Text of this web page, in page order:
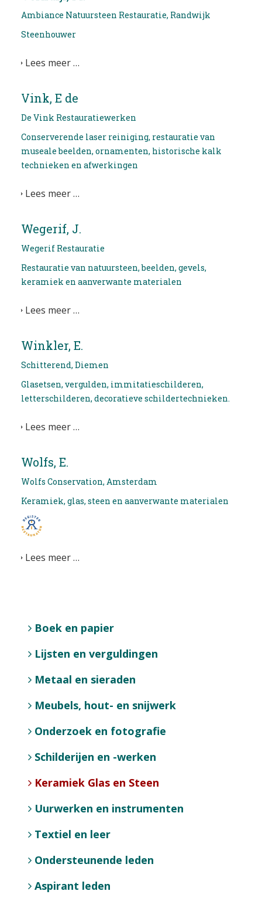
Ambiance Natuursteen Restauratie, Randwijk
Steenhouwer
Lees meer …
Vink, E de
De Vink Restauratiewerken
Conserverende laser reiniging, restauratie van
museale beelden, ornamenten, historische kalk
technieken en afwerkingen
Lees meer …
Wegerif, J.
Wegerif Restauratie
Restauratie van natuursteen, beelden, gevels,
keramiek en aanverwante materialen
Lees meer …
Winkler, E.
Schitterend, Diemen
Glasetsen, vergulden, immitatieschilderen,
letterschilderen, decoratieve schildertechnieken.
Lees meer …
Wolfs, E.
Wolfs Conservation, Amsterdam
Keramiek, glas, steen en aanverwante materialen
Lees meer …
Boek en papier
Lijsten en verguldingen
Metaal en sieraden
Meubels, hout- en snijwerk
Onderzoek en fotografie
Schilderijen en -werken
Keramiek Glas en Steen
Uurwerken en instrumenten
Textiel en leer
Ondersteunende leden
Aspirant leden